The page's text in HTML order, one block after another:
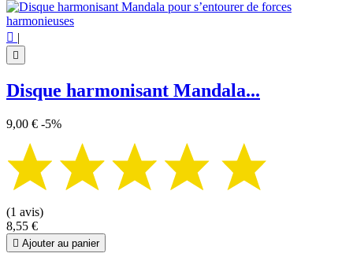
 |

Disque harmonisant Mandala...
9,00 € -5%
(1 avis)
8,55 €
 Ajouter au panier